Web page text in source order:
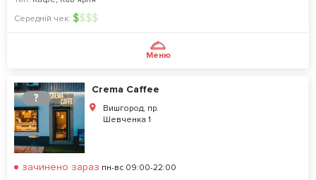
Середній чек: $$$$
Меню
?
Crema Caffee
Вишгород, пр.
Шевченка 1
зачинено зараз пн-вс 09:00-22:00